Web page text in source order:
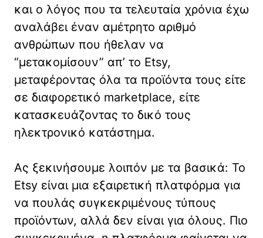
και ο λόγος που τα τελευταία χρόνια έχω
αναλάβει έναν αμέτρητο αριθμό
ανθρώπων που ήθελαν να
“μετακομίσουν” απ’ το Etsy,
μεταφέροντας όλα τα προϊόντα τους είτε
σε διαφορετικό marketplace, είτε
κατασκευάζοντας το δικό τους
ηλεκτρονικό κατάστημα.
Ας ξεκινήσουμε λοιπόν με τα βασικά: Το
Etsy είναι μια εξαιρετική πλατφόρμα για
να πουλάς συγκεκριμένους τύπους
προϊόντων, αλλά δεν είναι για όλους. Πιο